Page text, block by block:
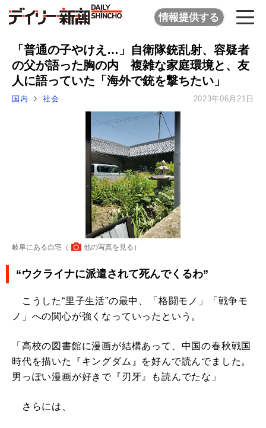
情報提供する
「普通の子やけえ…」自衛隊銃乱射、容疑者
の父が語った胸の内 複雑な家庭環境と、友
人に語っていた「海外で銃を撃ちたい」
国内 社会 2023年06月21日
岐阜にある自宅（ 他の写真を見る ）
“ウクライナに派遣されて死んでくるわ”
こうした“里子生活”の最中、「格闘モノ」「戦争モ
ノ」への関心が強くなっていったという。
「高校の図書館に漫画が結構あって、中国の春秋戦国
時代を描いた『キングダム』を好んで読んでました。
男っぽい漫画が好きで『刃牙』も読んでたな」
さらには、